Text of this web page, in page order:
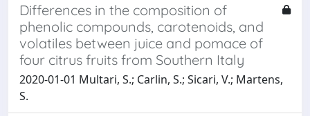
Differences in the composition of
phenolic compounds, carotenoids, and
volatiles between juice and pomace of
four citrus fruits from Southern Italy
2020-01-01 Multari, S.; Carlin, S.; Sicari, V.; Martens,
S.